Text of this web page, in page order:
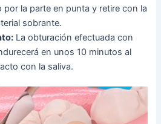
por la parte en punta y retire con la
sobrante.
La obturación efectuada con
en unos 10 minutos al
con la saliva.